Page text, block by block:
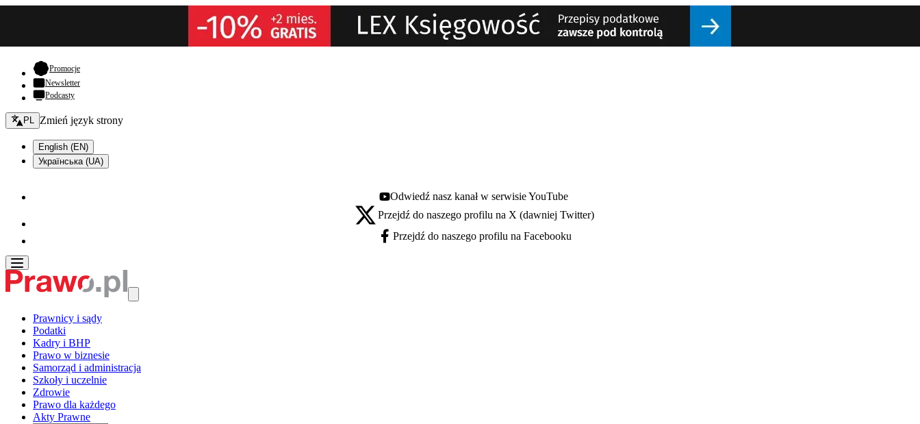
Promocje- otwiera się w nowej karcie
Newsletter
Podcasty
Zmień język - bieżący:
PL Zmień język strony
English (EN)
Українська (UA)
Youtube - otwiera się w nowej karcie
Odwiedź nasz kanał w serwisie YouTube
X - otwiera się w nowej karcie
Przejdź do naszego profilu na X (dawniej Twitter)
Facebook - otwiera się w nowej karcie
Przejdź do naszego profilu na Facebooku
Prawnicy i sądy
Podatki
Kadry i BHP
Prawo w biznesie
Samorząd i administracja
Szkoły i uczelnie
Zdrowie
Prawo dla każdego
Akty Prawne